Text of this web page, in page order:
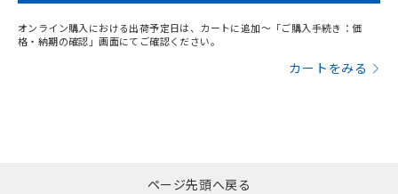
オンライン購入における出荷予定日は、カートに追加～「ご購入手続き：価
格・納期の確認」画面にてご確認ください。
カートをみる
ページ先頭へ戻る